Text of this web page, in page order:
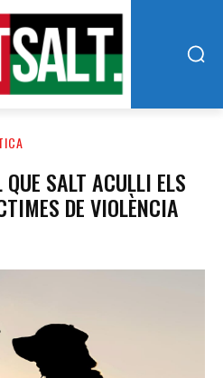
SALT ACULLI ELS
DE VIOLÈNCIA